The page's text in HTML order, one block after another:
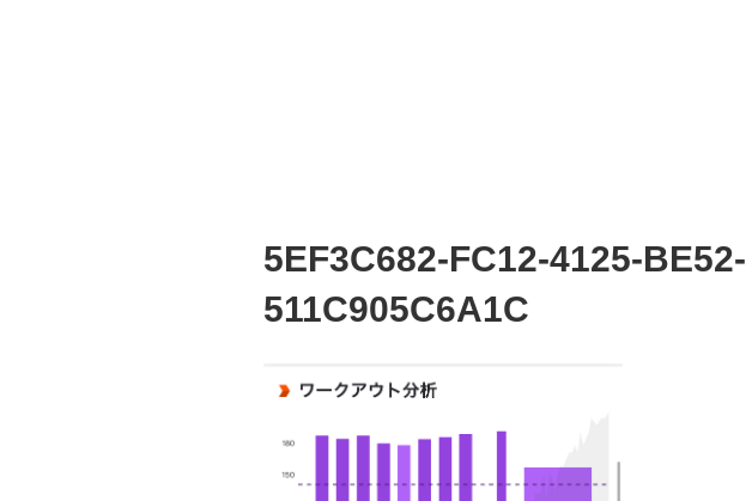
5EF3C682-FC12-4125-BE52-
511C905C6A1C